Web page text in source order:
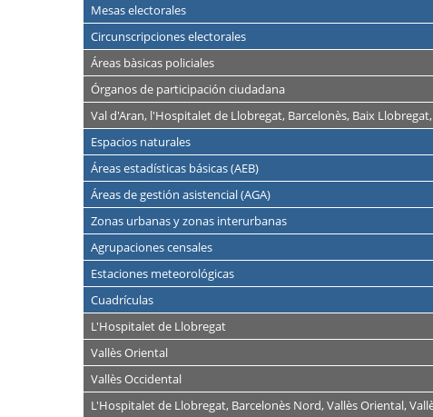
Mesas electorales
Circunscripciones electorales
Áreas bàsicas policiales
Órganos de participación ciudadana
Val d'Aran, l'Hospitalet de Llobregat, Barcelonès, Baix
Espacios naturales
Áreas estadísticas básicas (AEB)
Áreas de gestión asistencial (AGA)
Zonas urbanas y zonas interurbanas
Agrupaciones censales
Estaciones meteorológicas
Cuadrículas
L'Hospitalet de Llobregat
Vallès Oriental
Vallès Occidental
L'Hospitalet de Llobregat, Barcelonès Nord, Vallès Oriental,